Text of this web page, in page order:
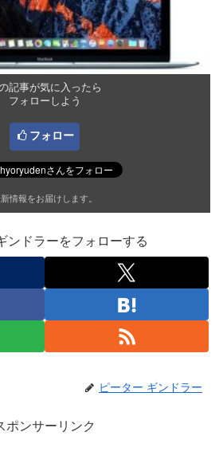
記事が気に入ったら
フォローしよう
フォロー
情報をお届けします。
ンドラーをフォローする
ピーター ギンドラー
ポンサーリンク